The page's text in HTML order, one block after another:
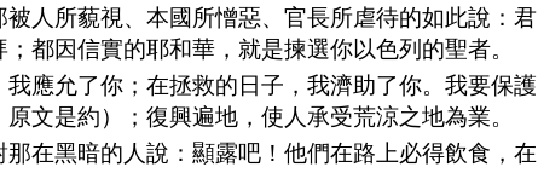
人所藐視、本國所憎惡、官長所虐待的如此說：君
都因信實的耶和華，就是揀選你以色列的聖者。
應允了你；在拯救的日子，我濟助了你。我要保護
文是約）；復興遍地，使人承受荒涼之地為業。
在黑暗的人說：顯露吧！他們在路上必得飲食，在